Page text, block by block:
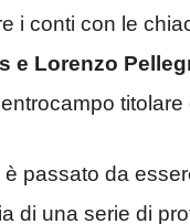
i conti con le
e Lorenzo
titolare
passato da
di una serie di